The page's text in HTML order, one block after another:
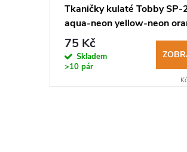
Tkaničky kulaté Tobby SP-
aqua-neon yellow-neon
3mm
75 Kč
Skladem
>10 pár